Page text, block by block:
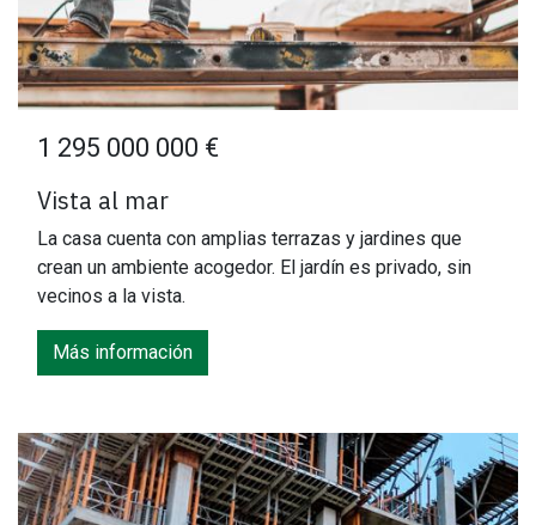
1 295 000 000 €
Vista al mar
La casa cuenta con amplias terrazas y jardines que
crean un ambiente acogedor. El jardín es privado, sin
vecinos a la vista.
Más información